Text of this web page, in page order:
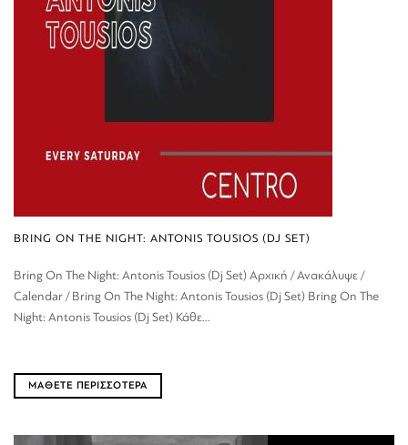
BRING ON THE NIGHT: ANTONIS TOUSIOS (DJ SET)
Bring On The Night: Antonis Tousios (Dj Set) Αρχική / Ανακάλυψε /
Calendar / Bring On The Night: Antonis Tousios (Dj Set) Bring On The
Night: Antonis Tousios (Dj Set) Κάθε...
ΜΑΘΕΤΕ ΠΕΡΙΣΣΟΤΕΡΑ